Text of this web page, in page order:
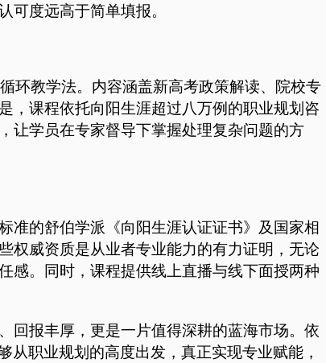
可度远高于简单填报。
环教学法。内容涵盖新高考政策解读、院校专
，课程依托向阳生涯超过八万例的职业规划咨
让学员在专家督导下掌握处理复杂问题的方
准的舒伯学派《向阳生涯认证证书》及国家相
权威资质是从业者专业能力的有力证明，无论
感。同时，课程提供线上直播与线下面授两种
回报丰厚，更是一片值得深耕的蓝海市场。依
职业规划的高度出发，真正实现专业赋能，